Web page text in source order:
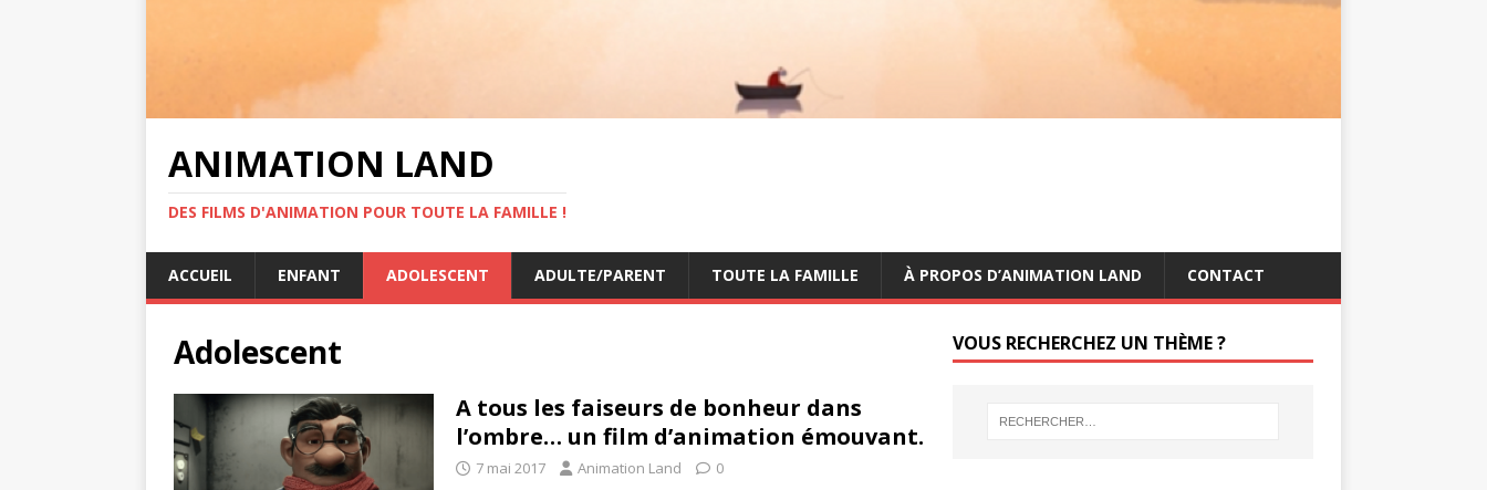
ANIMATION LAND
DES FILMS D'ANIMATION POUR TOUTE LA FAMILLE !
ACCUEIL ENFANT ADOLESCENT ADULTE/PARENT TOUTE LA FAMILLE À PROPOS D’ANIMATION LAND CONTACT
Adolescent
A tous les faiseurs de bonheur dans
l’ombre… un film d’animation émouvant.
7 mai 2017 Animation Land 0
VOUS RECHERCHEZ UN THÈME ?